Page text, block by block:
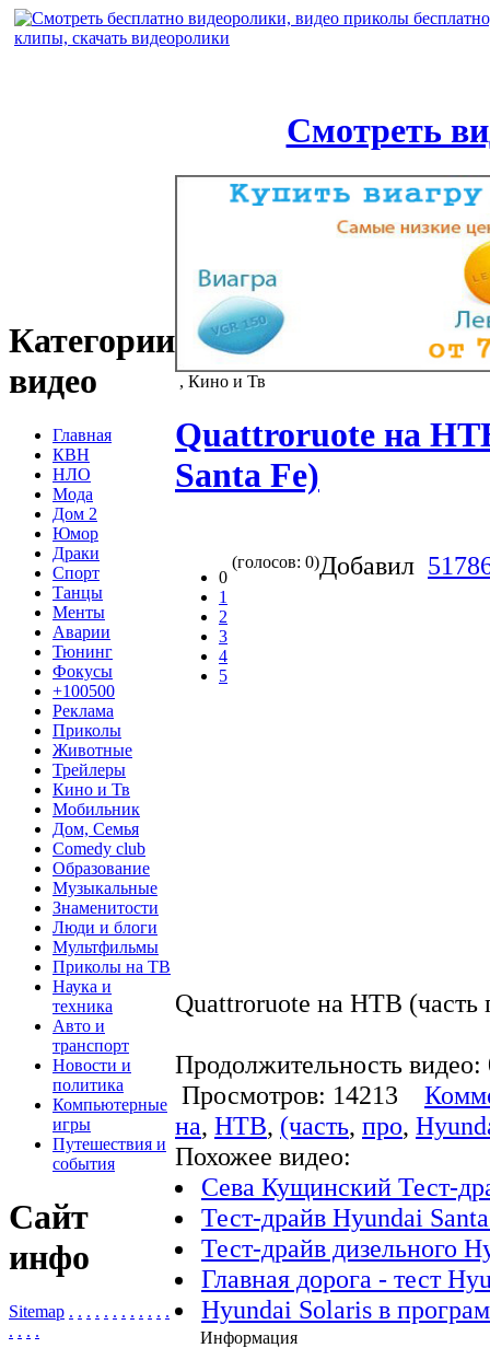
Смотреть
Категории
видео
Главная
КВН
НЛО
Мода
Дом 2
Юмор
Драки
Спорт
Танцы
Менты
Аварии
Тюнинг
Фокусы
+100500
Реклама
Приколы
Животные
Трейлеры
Кино и Тв
Мобильник
Дом, Семья
Comedy club
Образование
Музыкальные
Знаменитости
Люди и блоги
Мультфильмы
Приколы на ТВ
Наука и
техника
Авто и
транспорт
Новости и
политика
Компьютерные
игры
Путешествия и
события
Сайт
инфо
Sitemap . . . . . . . . . . . .
. . . .
, Кино и Тв
Quattroruote на
Santa Fe)
0
1
2
3
4
5
(голосов: 0)Добавил
Quattroruote на НТВ (часть
Продолжительность
Просмотров: 14213
на, НТВ, (часть, про,
Похожее видео:
Сева Кущинский Тест-
Тест-драйв Hyundai
Тест-драйв дизельного
Главная дорога - тест
Hyundai Solaris в
Информация